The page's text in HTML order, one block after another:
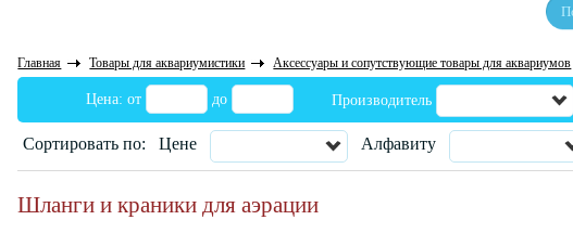
Главная Товары для аквариумистики Аксессуары и сопутствующие товары для аквариумов
Цена: от до Производитель
Сортировать по: Цене Алфавиту
Шланги и краники для аэрации